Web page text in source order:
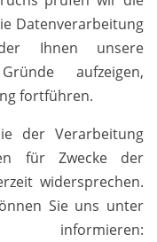
Datenverarbeitung
Ihnen unsere
aufzeigen,
fortführen.
der Verarbeitung
für Zwecke der
widersprechen.
Sie uns unter
informieren: